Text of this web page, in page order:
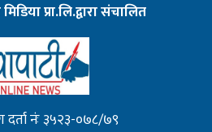
प्रा.लि.द्वारा संचालित
दर्ता नंः ३५२३-०७८/७९